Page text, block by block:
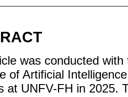
was conducted
of Artificial
at UNFV-FH in 2025.